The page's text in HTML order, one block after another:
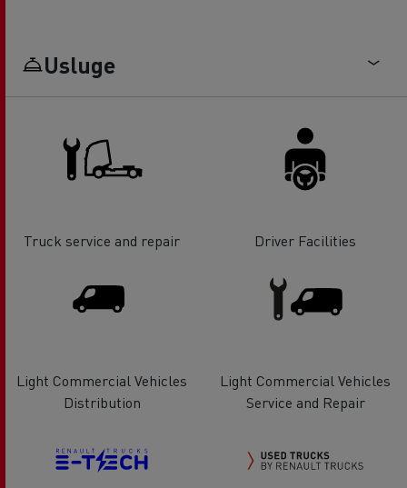
Usluge
Truck service and repair Driver Facilities
Light Commercial Vehicles
Distribution
Light Commercial Vehicles
Service and Repair